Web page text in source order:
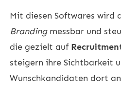
Mit diesen Softwares wird
Brandingmessbar und
die gezielt auf
steigern ihre Sichtbarkeit
Wunschkandidaten dort